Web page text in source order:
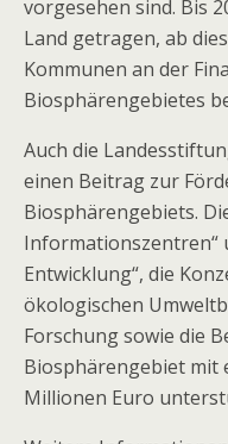
vorgesehen sind. Bis
Land getragen, ab
Kommunen an der
Biosphärengebietes
Auch die
einen Beitrag zur
Biosphärengebiets.
Informationszentren“
Entwicklung“, die
ökologischen
Forschung sowie die
Biosphärengebiet mit
Millionen Euro